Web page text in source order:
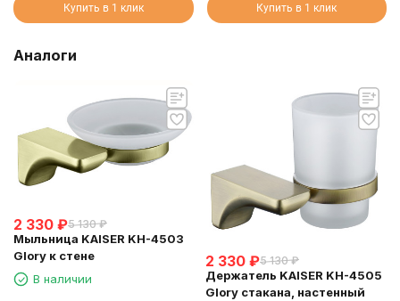
Купить в 1 клик Купить в 1 клик
Аналоги
2 330 ₽5 130 ₽
Мыльница KAISER KH-4503
Glory к стене
В наличии
2 330 ₽5 130 ₽
Держатель KAISER KH-4505
Glory стакана, настенный